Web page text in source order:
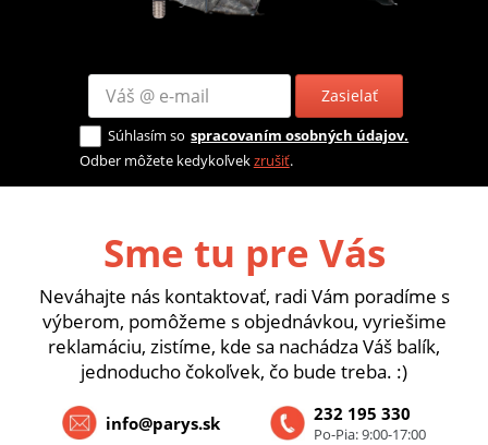
Zasielať
Súhlasím so spracovaním osobných údajov.
Odber môžete kedykoľvekzrušiť.
Sme tu pre Vás
Neváhajte nás kontaktovať, radi Vám poradíme s
výberom, pomôžeme s objednávkou, vyriešime
reklamáciu, zistíme, kde sa nachádza Váš balík,
jednoducho čokoľvek, čo bude treba. :)
232 195 330
Po-Pia: 9:00-17:00
info@parys.sk